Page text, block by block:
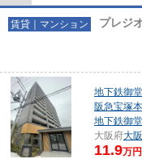
賃貸｜マンション プレジ
地下鉄御
阪急宝塚
地下鉄御
大阪府大
11.9万円